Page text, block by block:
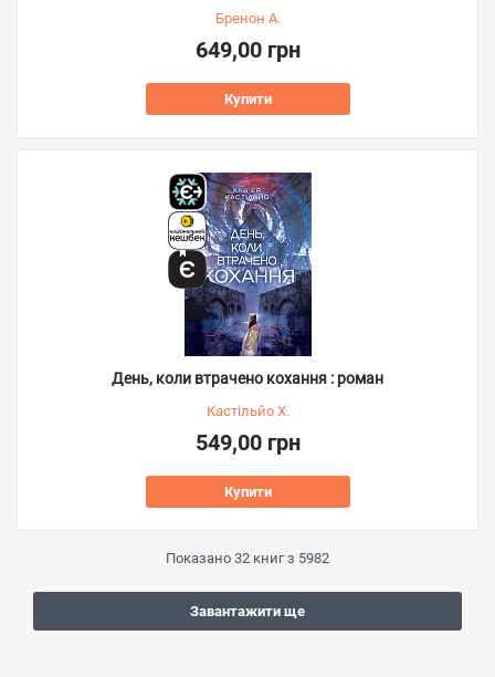
Бренон А.
649,00 грн
Купити
День, коли втрачено кохання : роман
Кастільйо Х.
549,00 грн
Купити
Показано 32 книг з 5982
Завантажити ще